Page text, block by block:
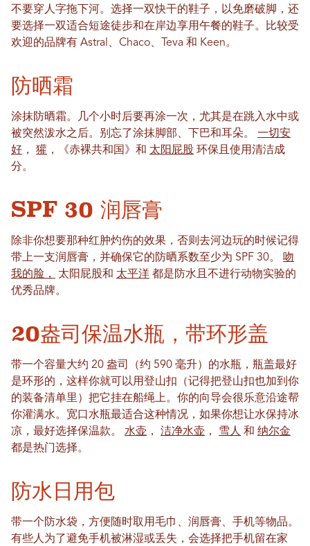
不要穿人字拖下河。选择一双快干的鞋子，以免磨破脚，还
要选择一双适合短途徒步和在岸边享用午餐的鞋子。比较受
欢迎的品牌有 Astral、Chaco、Teva 和 Keen。
防晒霜
涂抹防晒霜。几个小时后要再涂一次，尤其是在跳入水中或
被突然泼水之后。别忘了涂抹脚部、下巴和耳朵。 一切安
好 ， 獾 ，《赤裸共和国》和 太阳屁股 环保且使用清洁成
分。
SPF 30 润唇膏
除非你想要那种红肿灼伤的效果，否则去河边玩的时候记得
带上一支润唇膏，并确保它的防晒系数至少为 SPF 30。 吻
我的脸，
太阳屁股和 太平洋 都是防水且不进行动物实验的
优秀品牌。
20盎司保温水瓶，带环形盖
带一个容量大约 20 盎司（约 590 毫升）的水瓶，瓶盖最好
是环形的，这样你就可以用登山扣（记得把登山扣也加到你
的装备清单里）把它挂在船绳上。你的向导会很乐意沿途帮
你灌满水。宽口水瓶最适合这种情况，如果你想让水保持冰
凉，最好选择保温款。 水壶 ， 洁净水壶 ， 雪人 和 纳尔金
都是热门选择。
防水日用包
带一个防水袋，方便随时取用毛巾、润唇膏、手机等物品。
有些人为了避免手机被淋湿或丢失，会选择把手机留在家